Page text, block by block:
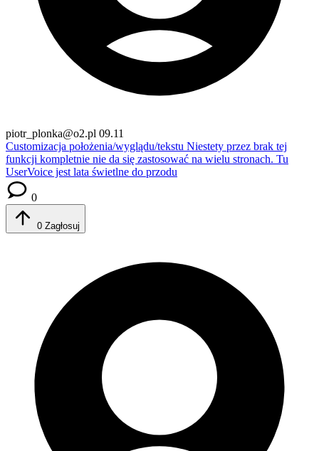
piotr_plonka@o2.pl 09.11
Customizacja położenia/wyglądu/tekstu Niestety przez brak tej
funkcji kompletnie nie da się zastosować na wielu stronach. Tu
UserVoice jest lata świetlne do przodu
0
0 Zagłosuj